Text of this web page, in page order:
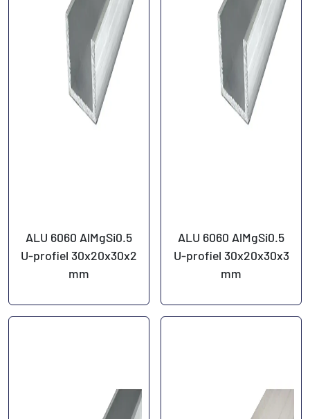
ALU 6060 AlMgSi0.5
U-profiel 30x20x30x2
mm
ALU 6060 AlMgSi0.5
U-profiel 30x20x30x3
mm